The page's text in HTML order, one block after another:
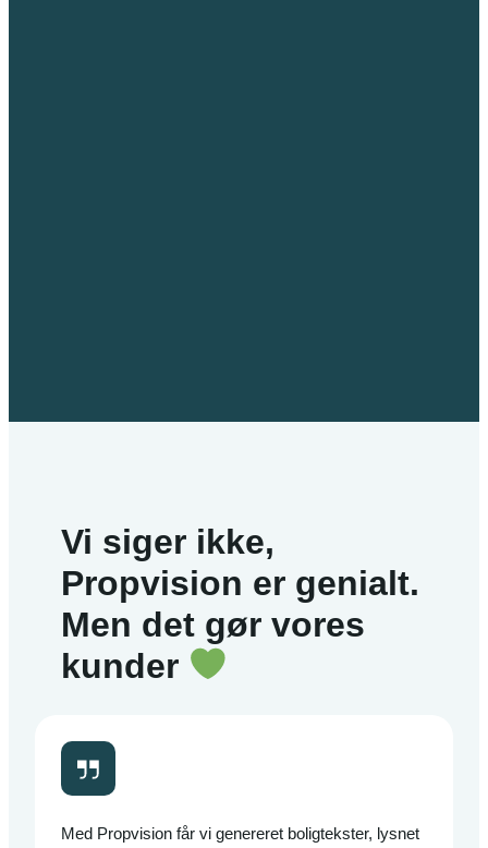
Vi siger ikke,
Propvision er genialt.
Men det gør vores
kunder
Med Propvision får vi genereret boligtekster, lysnet